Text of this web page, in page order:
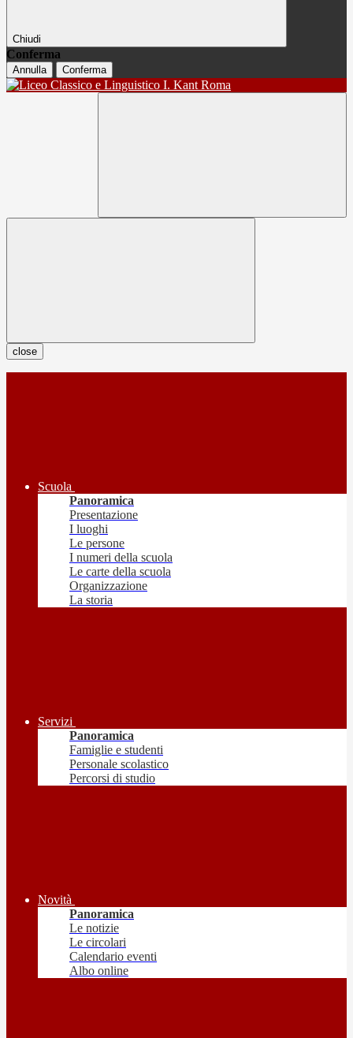
Chiudi
Conferma
Annulla Conferma
close
Scuola
Panoramica
Presentazione
I luoghi
Le persone
I numeri della scuola
Le carte della scuola
Organizzazione
La storia
Servizi
Panoramica
Famiglie e studenti
Personale scolastico
Percorsi di studio
Novità
Panoramica
Le notizie
Le circolari
Calendario eventi
Albo online